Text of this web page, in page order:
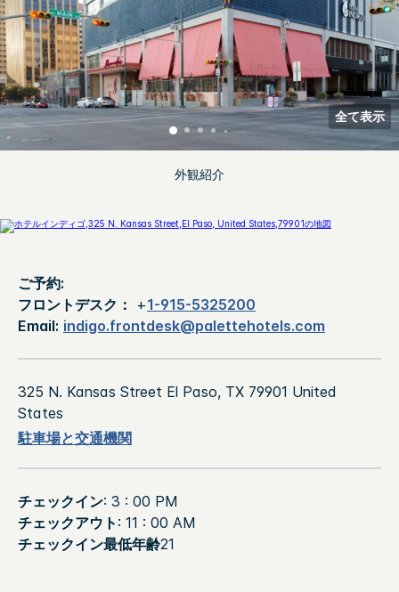
外観紹介
全て表示
ご予約:
フロントデスク：
+1-915-5325200
Email: indigo.frontdesk@palettehotels.com
325 N. Kansas Street El Paso, TX 79901 United
States
駐車場と交通機関
チェックイン: 3 : 00 PM
チェックアウト : 11 : 00 AM
チェックイン最低年齢21